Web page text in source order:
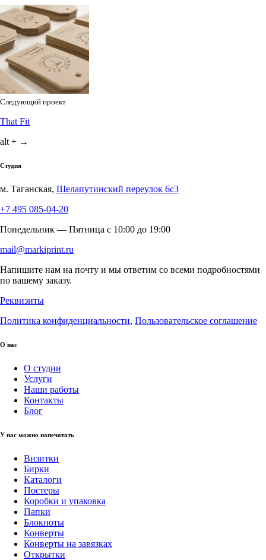
Следующий проект
That Fit
alt + →
Студия
м. Таганская, Шелапутинский переулок 6с3
+7 495 085-04-20
Понедельник — Пятница c 10:00 до 19:00
mail@markiprint.ru
Напишите нам на почту и мы ответим со всеми подробностями
по вашему заказу.
Реквизиты
Политика конфиденциальности, Пользовательское соглашение
О нас
О студии
Услуги
Наши работы
Контакты
Блог
У нас можно напечатать
Визитки
Бирки
Каталоги
Постеры
Коробки и упаковка
Папки
Блокноты
Конверты
Конверты на завязках
Открытки